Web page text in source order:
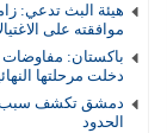
هيئة البث تدعي:
موافقته على
باكستان: مفاوضات
دخلت مرحلتها
دمشق تكشف سبب
الحدود